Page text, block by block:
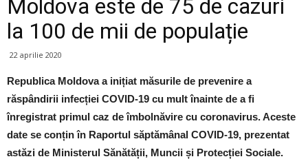
Moldova este de 75 de cazuri
la 100 de mii de populație
22 aprilie 2020
Republica Moldova a inițiat măsurile de prevenire a
răspândirii infecției COVID-19 cu mult înainte de a fi
înregistrat primul caz de îmbolnăvire cu coronavirus. Aceste
date se conțin în Raportul săptămânal COVID-19, prezentat
astăzi de Ministerul Sănătății, Muncii și Protecției Sociale.